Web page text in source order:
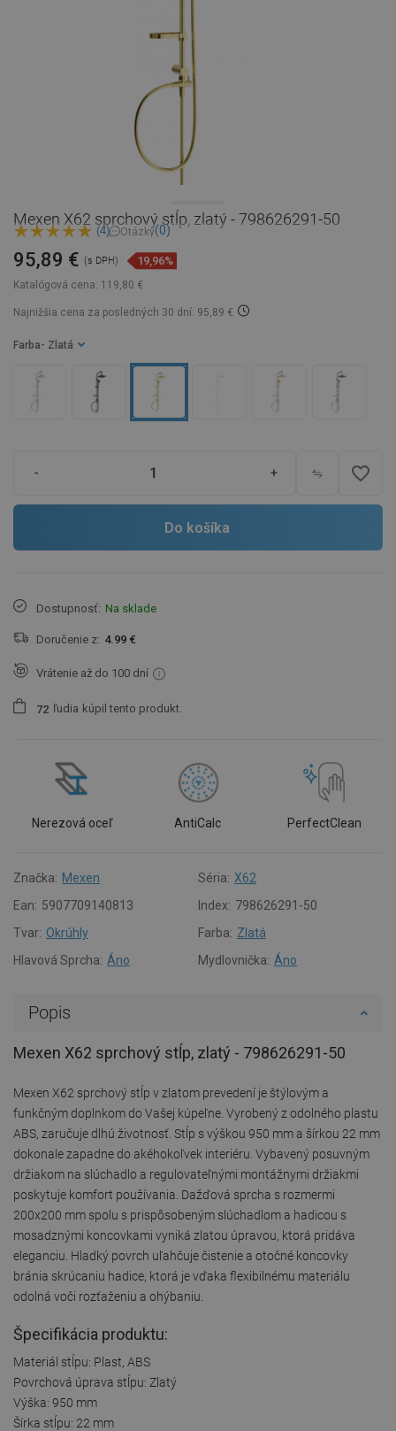
Mexen X62 sprchový stĺp, zlatý - 798626291-50
(4) Otázky(0)
Katalógová cena: 119,80 €
95,89 € (s DPH) 19,96%
Najnižšia cena za posledných 30 dní: 95,89 €
Farba - Zlatá
- + favorite_border
Do košíka
Dostupnosť: Na sklade
Doručenie z: 4.99 €
Vrátenie až do 100 dní
72 ľudia kúpil tento produkt.
Nerezová oceľ AntiCalc PerfectClean
Značka: Mexen Séria: X62
Ean: 5907709140813 Index: 798626291-50
Tvar: Okrúhly Farba: Zlatá
Hlavová Sprcha: Áno Mydlovnička: Áno
Popis
Mexen X62 sprchový stĺp, zlatý - 798626291-50
Mexen X62 sprchový stĺp v zlatom prevedení je štýlovým a
funkčným doplnkom do Vašej kúpeľne. Vyrobený z odolného plastu
ABS, zaručuje dlhú životnosť. Stĺp s výškou 950 mm a šírkou 22 mm
dokonale zapadne do akéhokoľvek interiéru. Vybavený posuvným
držiakom na slúchadlo a regulovateľnými montážnymi držiakmi
poskytuje komfort používania. Dažďová sprcha s rozmermi
200x200 mm spolu s prispôsobeným slúchadlom a hadicou s
mosadznými koncovkami vyniká zlatou úpravou, ktorá pridáva
eleganciu. Hladký povrch uľahčuje čistenie a otočné koncovky
bránia skrúcaniu hadice, ktorá je vďaka flexibilnému materiálu
odolná voči rozťaženiu a ohýbaniu.
Špecifikácia produktu:
Materiál stĺpu: Plast, ABS
Povrchová úprava stĺpu: Zlatý
Výška: 950 mm
Šírka stĺpu: 22 mm